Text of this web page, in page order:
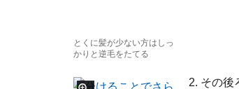
とくに髪が少ない方はしっ
かりと逆毛をたてる
2. その後